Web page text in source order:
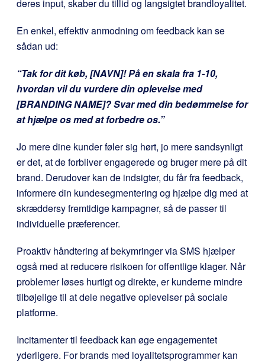
deres input, skaber du tillid og langsigtet brandloyalitet.
En enkel, effektiv anmodning om feedback kan se
sådan ud:
“Tak for dit køb, [NAVN]! På en skala fra 1-10,
hvordan vil du vurdere din oplevelse med
[BRANDING NAME]? Svar med din bedømmelse for
at hjælpe os med at forbedre os.”
Jo mere dine kunder føler sig hørt, jo mere sandsynligt
er det, at de forbliver engagerede og bruger mere på dit
brand. Derudover kan de indsigter, du får fra feedback,
informere din kundesegmentering og hjælpe dig med at
skræddersy fremtidige kampagner, så de passer til
individuelle præferencer.
Proaktiv håndtering af bekymringer via SMS hjælper
også med at reducere risikoen for offentlige klager. Når
problemer løses hurtigt og direkte, er kunderne mindre
tilbøjelige til at dele negative oplevelser på sociale
platforme.
Incitamenter til feedback kan øge engagementet
yderligere. For brands med loyalitetsprogrammer kan